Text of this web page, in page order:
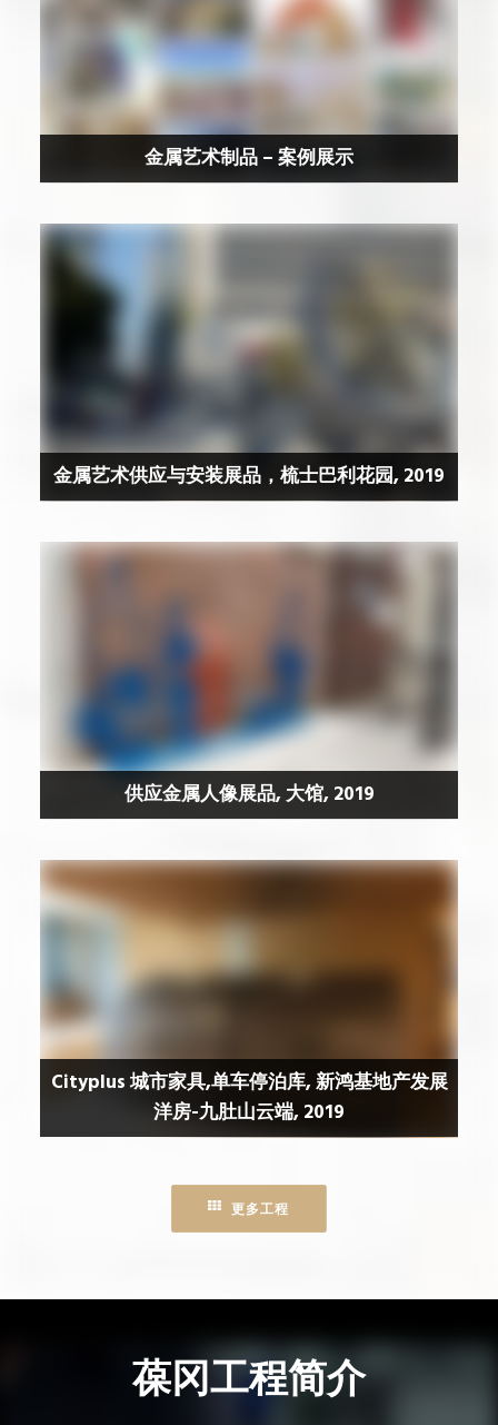
金属艺术制品 – 案例展示
金属艺术供应与安装展品，梳士巴利花园, 2019
供应金属人像展品, 大馆, 2019
Cityplus 城市家具,单车停泊库, 新鸿基地产发展
洋房-九肚山云端, 2019
更多工程
葆冈工程简介